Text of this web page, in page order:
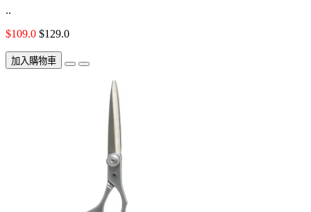
..
$109.0 $129.0
加入購物車